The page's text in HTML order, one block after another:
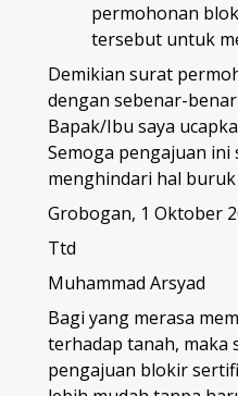
permohonan
tersebut untuk
Demikian surat
dengan sebenar-
Bapak/Ibu saya
Semoga pengajuan
menghindari hal
Grobogan, 1 Oktober
Ttd
Muhammad Arsyad
Bagi yang merasa
terhadap tanah, maka
pengajuan blokir